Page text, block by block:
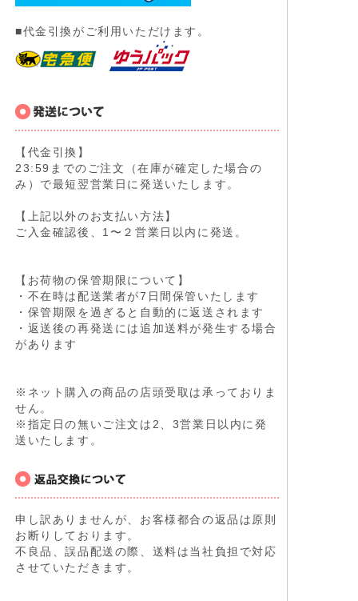
■代金引換がご利用いただけます。
【代金引換】
23:59までのご注文（在庫が確定した場合の
み）で最短翌営業日に発送いたします。
【上記以外のお支払い方法】
ご入金確認後、1〜２営業日以内に発送。
【お荷物の保管期限について】
・不在時は配送業者が7日間保管いたします
・保管期限を過ぎると自動的に返送されます
・返送後の再発送には追加送料が発生する場合
があります
※ネット購入の商品の店頭受取は承っておりま
せん。
※指定日の無いご注文は2、3営業日以内に発
送いたします。
申し訳ありませんが、お客様都合の返品は原則
お断りしております。
不良品、誤品配送の際、送料は当社負担で対応
させていただきます。